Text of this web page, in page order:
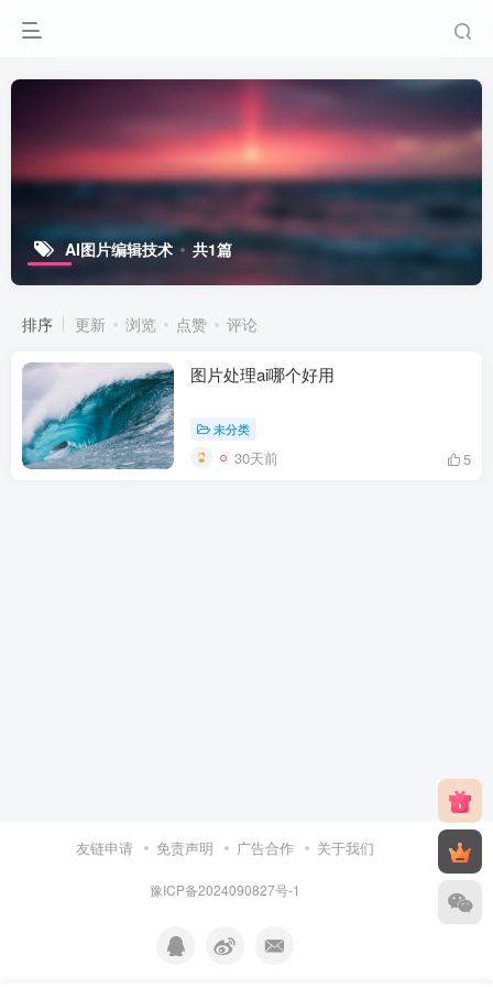
AI图片编辑技术 共1篇
排序 更新 浏览 点赞 评论
图片处理ai哪个好用
未分类
30天前 5
友链申请 免责声明 广告合作 关于我们
豫ICP备2024090827号-1